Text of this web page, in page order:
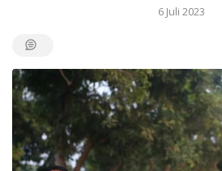
6 Juli 2023